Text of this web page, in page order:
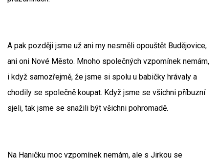
A pak později jsme už ani my nesměli opouštět Budějovice,
ani oni Nové Město. Mnoho společných vzpomínek nemám,
i když samozřejmě, že jsme si spolu u babičky hrávaly a
chodily se společně koupat. Když jsme se všichni příbuzní
sjeli, tak jsme se snažili být všichni pohromadě.
Na Haničku moc vzpomínek nemám, ale s Jirkou se